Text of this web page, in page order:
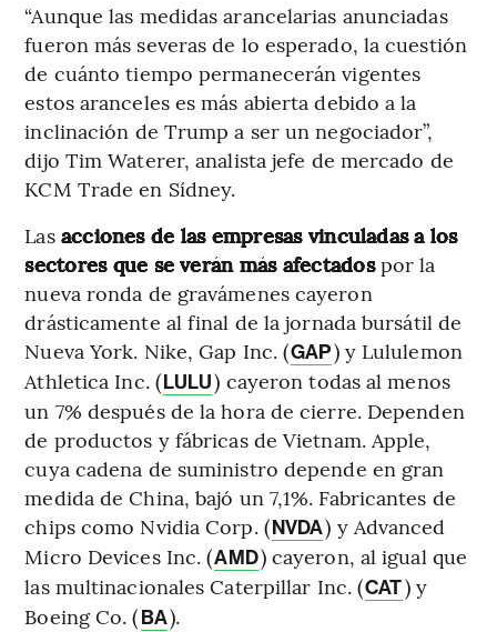
“Aunque las medidas arancelarias anunciadas
fueron más severas de lo esperado, la cuestión
de cuánto tiempo permanecerán vigentes
estos aranceles es más abierta debido a la
inclinación de Trump a ser un negociador”,
dijo Tim Waterer, analista jefe de mercado de
KCM Trade en Sídney.
Las acciones de las empresas vinculadas a los
sectores que se verán más afectadospor la
nueva ronda de gravámenes cayeron
drásticamente al final de la jornada bursátil de
Nueva York. Nike, Gap Inc. (GAP) y Lululemon
Athletica Inc. (LULU) cayeron todas al menos
un 7% después de la hora de cierre. Dependen
de productos y fábricas de Vietnam. Apple,
cuya cadena de suministro depende en gran
medida de China, bajó un 7,1%. Fabricantes de
chips como Nvidia Corp. (NVDA) y Advanced
Micro Devices Inc. (AMD) cayeron, al igual que
las multinacionales Caterpillar Inc. (CAT) y
Boeing Co. (BA).